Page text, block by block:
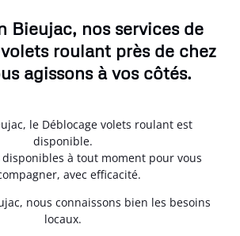
Bieujac, nos services de
roulant près de chez
agissons à vos côtés.
le Déblocage volets roulant est
disponible.
disponibles à tout moment pour vous
avec efficacité.
nous connaissons bien les besoins
locaux.